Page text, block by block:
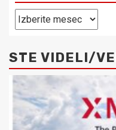
Pretekle
objave
STE VIDELI/